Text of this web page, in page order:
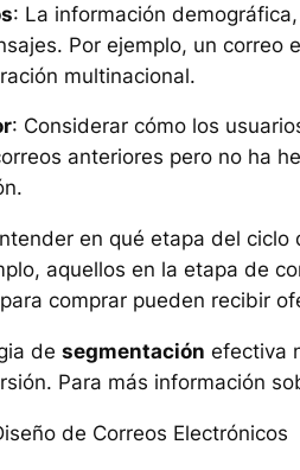
: La información
Por ejemplo, un
multinacional.
: Considerar cómo los
anteriores pero no ha
en qué etapa del
aquellos en la etapa de
comprar pueden recibir
de segmentación efectiva
Para más información
de Correos Electrónicos